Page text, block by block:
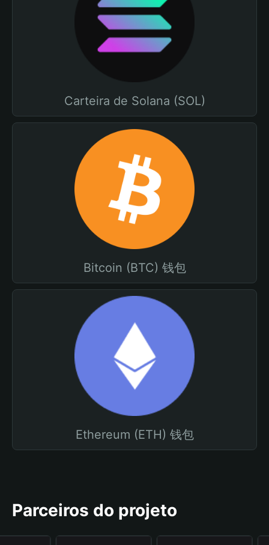
Carteira de Solana (SOL)
Bitcoin (BTC) 钱包
Ethereum (ETH) 钱包
Parceiros do projeto